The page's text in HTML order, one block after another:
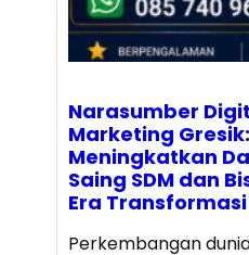
Narasumber
Marketing Gresik:
Meningkatkan
Saing SDM dan
Era
Perkembangan